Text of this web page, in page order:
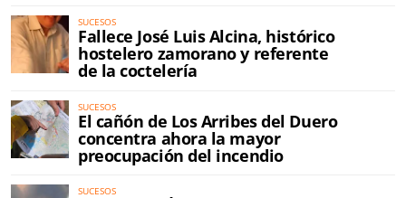
SUCESOS
Fallece José Luis Alcina, histórico
hostelero zamorano y referente
de la coctelería
SUCESOS
El cañón de Los Arribes del Duero
concentra ahora la mayor
preocupación del incendio
SUCESOS